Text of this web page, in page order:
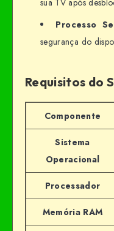
Processo
segurança do
Requisitos do
Componente
Sistema
Operacional
Processador
Memória RAM